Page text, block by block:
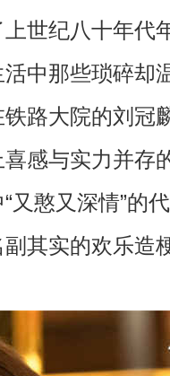
上世纪八十年代
中那些琐碎却
路大院的刘冠
感与实力并存
又憨又深情”的
其实的欢乐造